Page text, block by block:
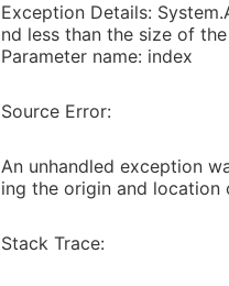
Exception Details:
nd less than the size of
Parameter name: index
Source Error:
An unhandled exception
ing the origin and
Stack Trace: